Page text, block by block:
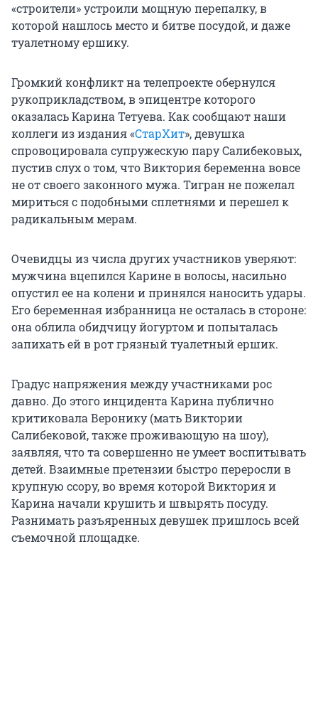
«строители» устроили мощную перепалку, в
которой нашлось место и битве посудой, и даже
туалетному ершику.
Громкий конфликт на телепроекте обернулся
рукоприкладством, в эпицентре которого
оказалась Карина Тетуева. Как сообщают наши
коллеги из издания «СтарХит», девушка
спровоцировала супружескую пару Салибековых,
пустив слух о том, что Виктория беременна вовсе
не от своего законного мужа. Тигран не пожелал
мириться с подобными сплетнями и перешел к
радикальным мерам.
Очевидцы из числа других участников уверяют:
мужчина вцепился Карине в волосы, насильно
опустил ее на колени и принялся наносить удары.
Его беременная избранница не осталась в стороне:
она облила обидчицу йогуртом и попыталась
запихать ей в рот грязный туалетный ершик.
Градус напряжения между участниками рос
давно. До этого инцидента Карина публично
критиковала Веронику (мать Виктории
Салибековой, также проживающую на шоу),
заявляя, что та совершенно не умеет воспитывать
детей. Взаимные претензии быстро переросли в
крупную ссору, во время которой Виктория и
Карина начали крушить и швырять посуду.
Разнимать разъяренных девушек пришлось всей
съемочной площадке.